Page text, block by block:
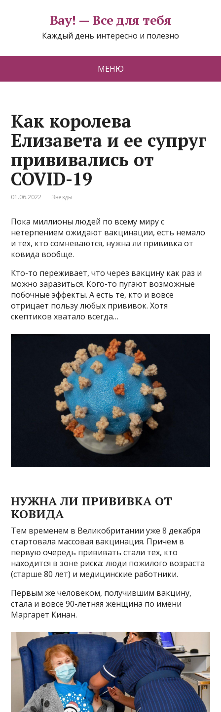
Вау! — Все для тебя
Каждый день интересно и полезно
МЕНЮ
Как королева
Елизавета и ее супруг
прививались от
COVID-19
01.06.2022 Звезды
Пока миллионы людей по всему миру с
нетерпением ожидают вакцинации, есть немало
и тех, кто сомневаются, нужна ли прививка от
ковида вообще.
Кто-то переживает, что через вакцину как раз и
можно заразиться. Кого-то пугают возможные
побочные эффекты. А есть те, кто и вовсе
отрицает пользу любых прививок. Хотя
скептиков хватало всегда…
НУЖНА ЛИ ПРИВИВКА ОТ
КОВИДА
Тем временем в Великобритании уже 8 декабря
стартовала массовая вакцинация. Причем в
первую очередь прививать стали тех, кто
находится в зоне риска: люди пожилого возраста
(старше 80 лет) и медицинские работники.
Первым же человеком, получившим вакцину,
стала и вовсе 90-летняя женщина по имени
Маргарет Кинан.